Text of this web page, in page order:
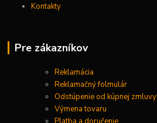
Kontakty
Pre zákazníkov
Reklamácia
Reklamačný folmulár
Odstúpenie od kúpnej zmluvy
Výmena tovaru